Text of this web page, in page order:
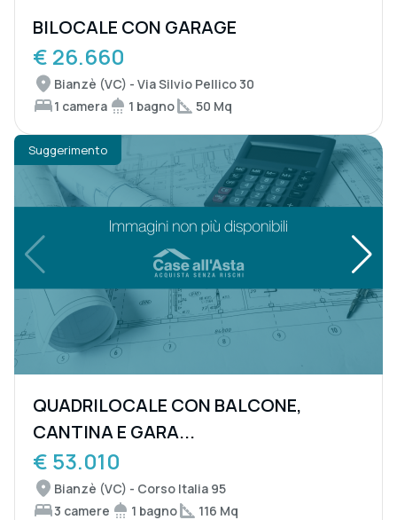
BILOCALE CON GARAGE
€ 26.660
Bianzè (VC) - Via Silvio Pellico 30
1 camera
1 bagno 50 Mq
Suggerimento
QUADRILOCALE CON BALCONE,
CANTINA E GARA...
€ 53.010
Bianzè (VC) - Corso Italia 95
3 camere
1 bagno 116 Mq